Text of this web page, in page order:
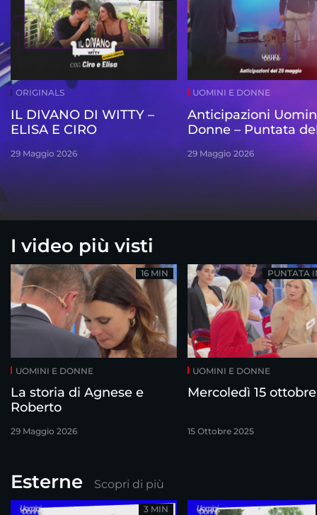
ORIGINALS
IL DIVANO DI WITTY –
ELISA E CIRO
29 Maggio 2026
UOMINI E DONNE
Anticipazioni
Donne – Puntata
maggio
29 Maggio 2026
I video più visti
UOMINI E DONNE
La storia di Agnese e
Roberto
29 Maggio 2026
16 MIN
UOMINI E DONNE
Mercoledì 15 ottobre
15 Ottobre 2025
PUNTATA
Esterne Scopri di più
3 MIN